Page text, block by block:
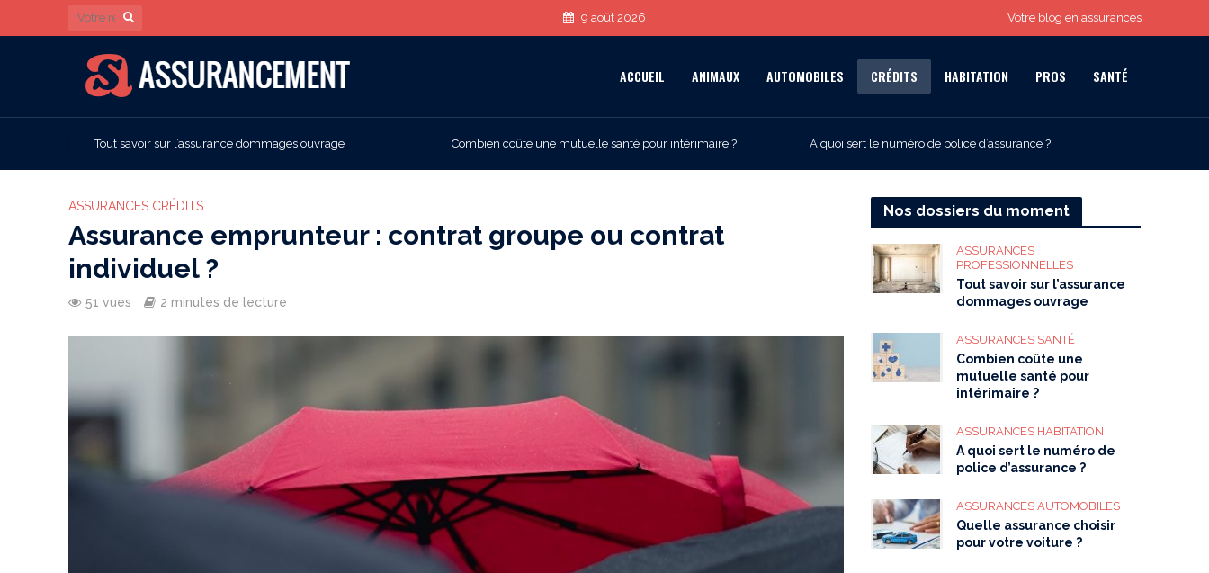
Votre blog en assurances
9 août 2026
ACCUEIL ANIMAUX AUTOMOBILES CRÉDITS HABITATION PROS SANTÉ
Tout savoir sur l’assurance dommages ouvrage Combien coûte une mutuelle santé pour intérimaire ? A quoi sert le numéro de police d’assurance ?
ASSURANCES CRÉDITS
Assurance emprunteur : contrat groupe ou contrat
individuel ?
51 vues 2 minutes de lecture
Nos dossiers du moment
ASSURANCES
PROFESSIONNELLES
Tout savoir sur l’assurance
dommages ouvrage
ASSURANCES SANTÉ
Combien coûte une
mutuelle santé pour
intérimaire ?
ASSURANCES HABITATION
A quoi sert le numéro de
police d’assurance ?
ASSURANCES AUTOMOBILES
Quelle assurance choisir
pour votre voiture ?